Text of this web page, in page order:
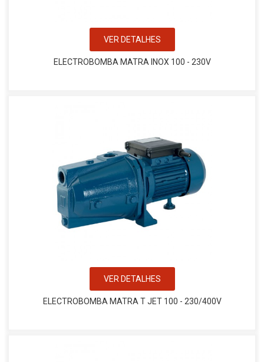
VER DETALHES
ELECTROBOMBA MATRA INOX 100 - 230V
VER DETALHES
ELECTROBOMBA MATRA T JET 100 - 230/400V